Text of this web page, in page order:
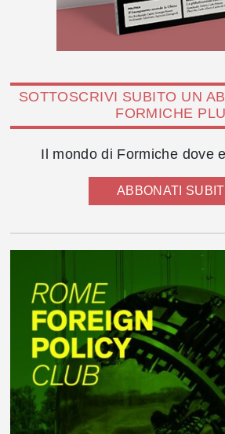
SOTTOSCRIVI SUBITO UN
FORMICHE
Il mondo di Formiche dove
ABBONATI